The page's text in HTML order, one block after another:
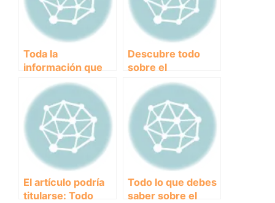
Toda la
información que
necesitas saber
sobre el Boxer:
características,
cuidados y
curiosidades
Descubre todo
sobre el
encantador
Boyero de Berna:
Características,
cuidados y
curiosidades
El artículo podría
titularse: Todo
Todo lo que debes
saber sobre el